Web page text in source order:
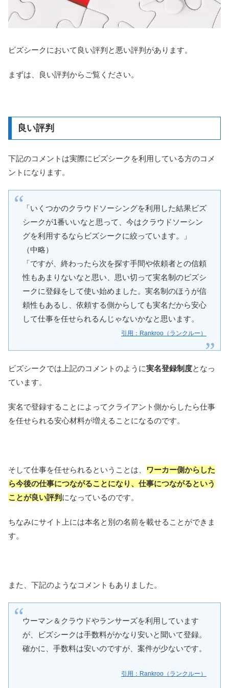
ビズシークにおいて良い評判と悪い評判があります。
まずは、良い評判からご覧ください。
良い評判
下記のコメントは実際にビズシークを利用している方のコメ
ントになります。
「いくつかのクラウドソーシングを利用した結果ビズ
シークが1番いいなと思って、今はクラウドソーシン
グを利用するならビズシークに絞っています。」
（中略）
「ですが、終わったら次を探す手間や依頼者との信頼
性もあまりないなと思い、思い切って実名制のビズシ
ークに登録をして使い始めました。実名制のほうが信
頼性もあるし、依頼する側からしても実名だから安心
して仕事を任せられるんじゃないかなと思います。
引用：Rankroo（ランクルー）
ビズシークでは上記のコメントのように実名登録制度となっ
ています。
実名で登録することによってクライアント側からしたら仕事
を任せられる安心材料が増えることになるのです。
そして仕事を任せられるということは、
ワーカー側からした
ら今後の仕事につながることになり、仕事につながるという
ことが良い評判 になっているのです。
ちなみにサイト上には本名と別の名前を載せることができま
す。
また、下記のようなコメントもありました。
ウーマン＆クラウドやランサーズを利用しています
が、ビズシークは手数料がかなり安いと聞いて登録。
確かに、手数料は安いのですが、案件が少ないです。
引用：Rankroo（ランクルー）